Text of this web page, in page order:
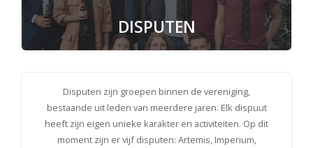
DISPUTEN
Disputen zijn groepen binnen de vereniging,
bestaande uit leden van meerdere jaren. Elk dispuut
heeft zijn eigen unieke karakter en activiteiten. Op dit
moment zijn er vijf disputen: Artemis, Imperium,